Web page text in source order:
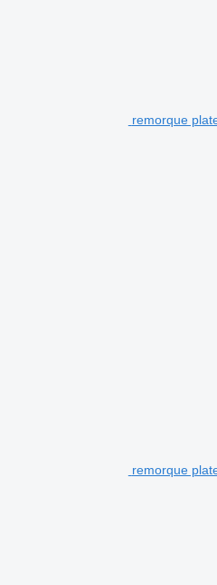
remorque
remorque